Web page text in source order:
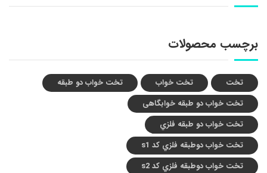
برچسب محصولات
تخت تخت خواب
تخت خواب دو طبقه
تخت خواب دو طبقه خوابگاهی
تخت خواب دو طبقه فلزي
تخت خواب دوطبقه فلزي کد s1
تخت خواب دوطبقه فلزي کد s2